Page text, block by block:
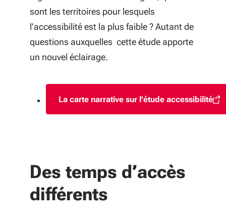
sont les territoires pour lesquels
l’accessibilité est la plus faible ? Autant de
questions auxquelles cette étude apporte
un nouvel éclairage.
La carte narrative sur l'étude accessibilité
(S'ouvre dans une
Des temps d’accès
différents